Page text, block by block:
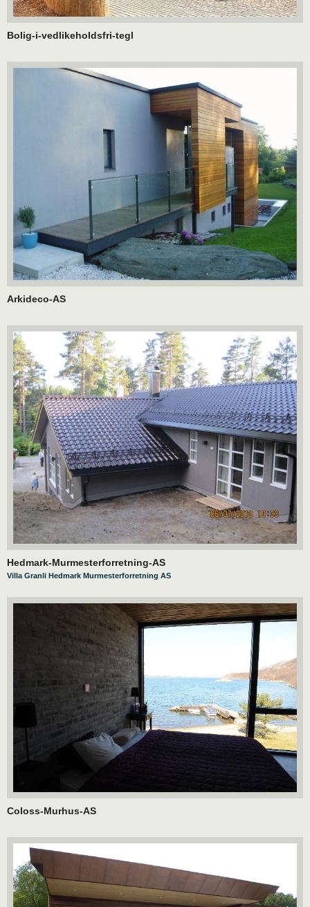
Bolig-i-vedlikeholdsfri-tegl
Arkideco-AS
Hedmark-Murmesterforretning-AS
Villa Granli Hedmark Murmesterforretning AS
Coloss-Murhus-AS